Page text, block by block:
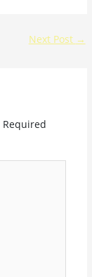
Next Post →
Required